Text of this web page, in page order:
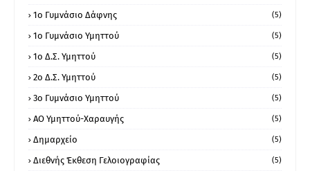
1ο Γυμνάσιο Δάφνης (5)
1ο Γυμνάσιο Υμηττού (5)
1ο Δ.Σ. Υμηττού (5)
2ο Δ.Σ. Υμηττού (5)
3ο Γυμνάσιο Υμηττού (5)
ΑΟ Υμηττού-Χαραυγής (5)
Δημαρχείο (5)
Διεθνής Έκθεση Γελοιογραφίας (5)